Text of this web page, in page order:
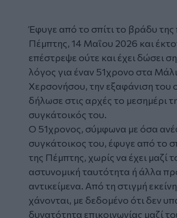
Έφυγε από το σπίτι το βράδυ
Πέμπτης, 14 Μαΐου 2026 και
επέστρεψε ούτε και έχει δώσει
λόγος για έναν 51χρονο στα
Χερσονήσου, την εξαφάνιση του
δήλωσε στις αρχές το μεσημέρι
συγκάτοικός του.
Ο 51χρονος, σύμφωνα με όσα
συγκάτοικος του, έφυγε από το
της Πέμπτης, χωρίς να έχει μαζί
αστυνομική ταυτότητα ή άλλα
αντικείμενα. Από τη στιγμή
χάνονται, με δεδομένο ότι δεν
δυνατότητα επικοινωνίας μαζί